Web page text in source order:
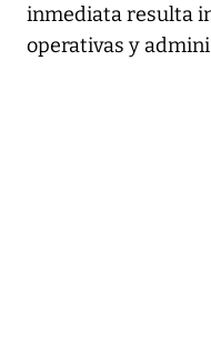
inmediata resulta
operativas y